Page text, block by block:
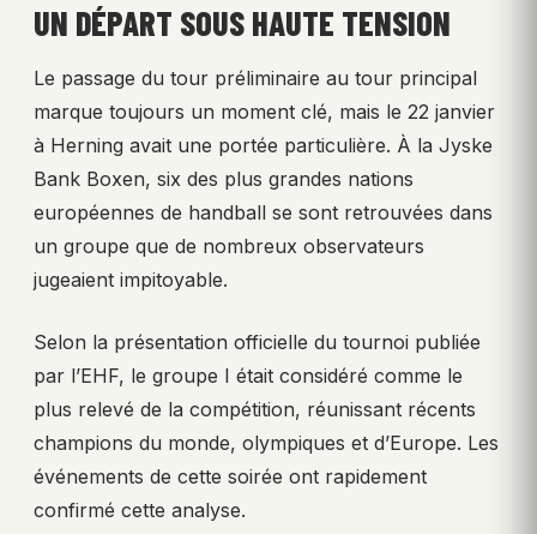
UN DÉPART SOUS HAUTE TENSION
Le passage du tour préliminaire au tour principal
marque toujours un moment clé, mais le 22 janvier
à Herning avait une portée particulière. À la Jyske
Bank Boxen, six des plus grandes nations
européennes de handball se sont retrouvées dans
un groupe que de nombreux observateurs
jugeaient impitoyable.
Selon la présentation officielle du tournoi publiée
par l’EHF, le groupe I était considéré comme le
plus relevé de la compétition, réunissant récents
champions du monde, olympiques et d’Europe. Les
événements de cette soirée ont rapidement
confirmé cette analyse.